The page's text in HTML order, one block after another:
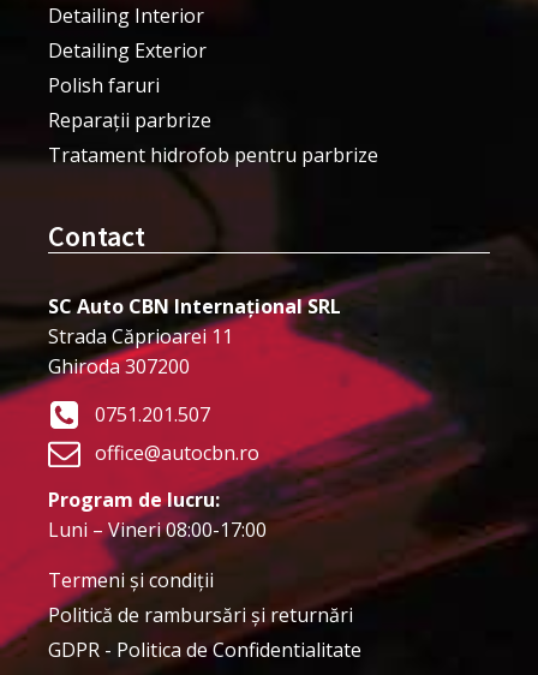
Detailing Interior
Detailing Exterior
Polish faruri
Reparații parbrize
Tratament hidrofob pentru parbrize
Contact
SC Auto CBN Internațional SRL
Strada Căprioarei 11
Ghiroda 307200
0751.201.507
office@autocbn.ro
Program de lucru:
Luni – Vineri 08:00-17:00
Termeni şi condiţii
Politică de rambursări și returnări
GDPR - Politica de Confidentialitate